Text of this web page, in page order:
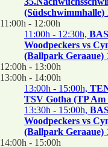
(Südschwimmhalle)
11:00h - 12:00h
11:00h - 12:30h,
Woodpeckers vs
(Ballpark Geraaue)
12:00h - 13:00h
13:00h - 14:00h
13:00h - 15:00h,
TSV Gotha (TP Am
13:30h - 15:00h,
Woodpeckers vs
(Ballpark Geraaue)
14:00h - 15:00h